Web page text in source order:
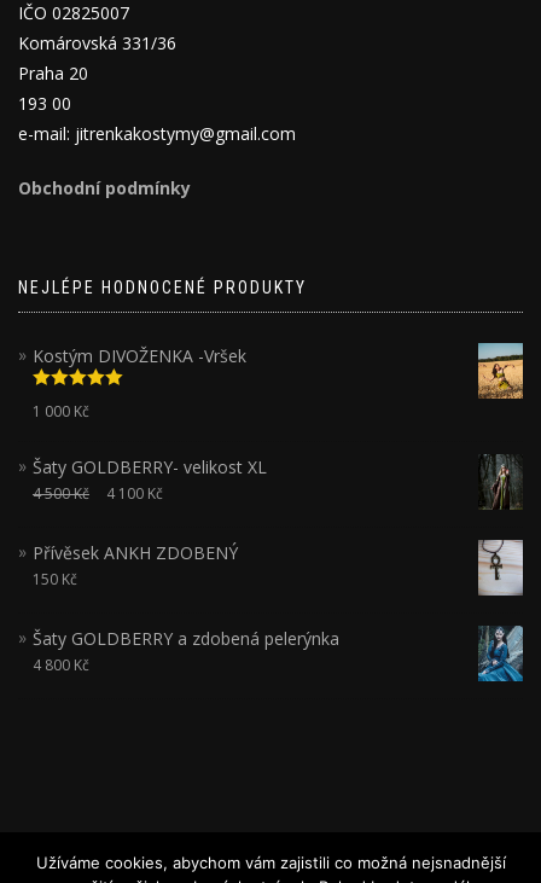
IČO 02825007
Komárovská 331/36
Praha 20
193 00
e-mail: jitrenkakostymy@gmail.com
Obchodní podmínky
NEJLÉPE HODNOCENÉ PRODUKTY
Kostým DIVOŽENKA -Vršek
Hodnocení
5.00z 5
1 000 Kč
Šaty GOLDBERRY- velikost XL
4 500Kč 4 100 Kč
Přívěsek ANKH ZDOBENÝ
150 Kč
Šaty GOLDBERRY a zdobená pelerýnka
4 800 Kč
Užíváme cookies, abychom vám zajistili co možná nejsnadnější